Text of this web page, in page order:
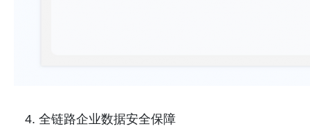
4. 全链路企业数据安全保障